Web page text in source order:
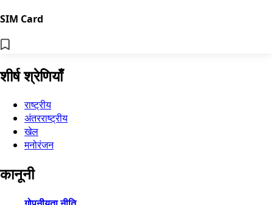
SIM Card
शीर्ष श्रेणियाँ
राष्ट्रीय
अंतरराष्ट्रीय
खेल
मनोरंजन
कानूनी